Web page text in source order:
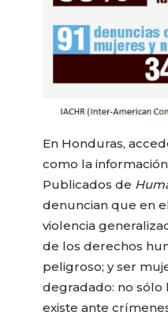
En Honduras,
como la
Publicados de
denuncian que en
violencia
de los derechos
peligroso; y ser
degradado: no
existe ante